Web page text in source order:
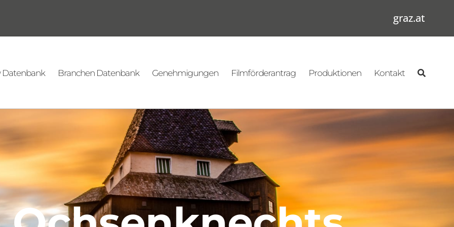
graz.at
Datenbank Branchen Datenbank Genehmigungen Filmförderantrag Produktionen Kontakt